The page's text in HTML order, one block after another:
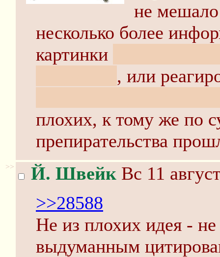
не
несколько более
картинки
, или
плохих, к тому же по
препирательства
>> Й. Швейк Вс 11
>>28588
Не из плохих идея -
выдуманным